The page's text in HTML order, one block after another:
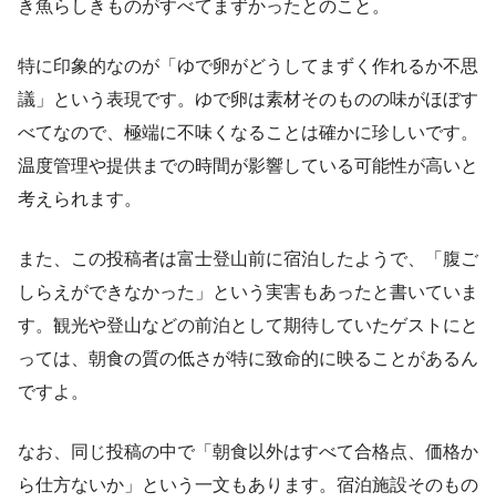
き魚らしきものがすべてまずかったとのこと。
特に印象的なのが「ゆで卵がどうしてまずく作れるか不思
議」という表現です。ゆで卵は素材そのものの味がほぼす
べてなので、極端に不味くなることは確かに珍しいです。
温度管理や提供までの時間が影響している可能性が高いと
考えられます。
また、この投稿者は富士登山前に宿泊したようで、「腹ご
しらえができなかった」という実害もあったと書いていま
す。観光や登山などの前泊として期待していたゲストにと
っては、朝食の質の低さが特に致命的に映ることがあるん
ですよ。
なお、同じ投稿の中で「朝食以外はすべて合格点、価格か
ら仕方ないか」という一文もあります。宿泊施設そのもの